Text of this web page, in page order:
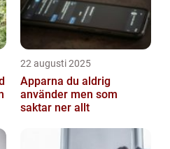
22 augusti 2025
Apparna du aldrig
använder men som
saktar ner allt